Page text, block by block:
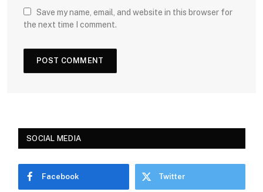
Save my name, email, and website in this browser for
the next time I comment.
SOCIAL MEDIA
Facebook Twitter